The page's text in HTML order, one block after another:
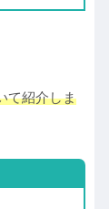
て紹介しま